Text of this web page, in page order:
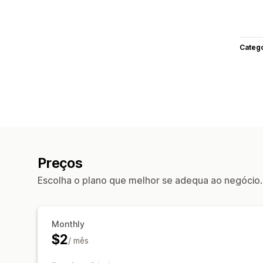
Preços
Escolha o plano que melhor se adequa ao negócio.
Monthly
$2/ mês